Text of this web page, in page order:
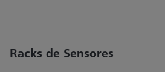
Racks de Sensores